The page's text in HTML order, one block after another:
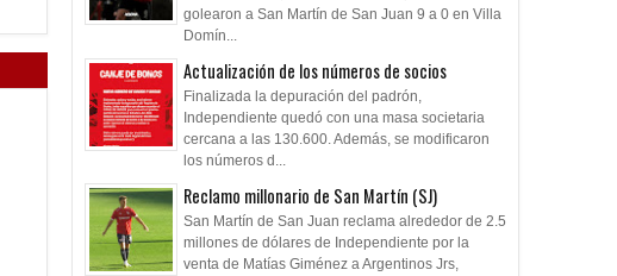
golearon a San Martín de San Juan 9 a 0 en Villa
Domín...
Actualización de los números de socios
Finalizada la depuración del padrón,
Independiente quedó con una masa societaria
cercana a las 130.600. Además, se modificaron
los números d...
Reclamo millonario de San Martín (SJ)
San Martín de San Juan reclama alrededor de 2.5
millones de dólares de Independiente por la
venta de Matías Giménez a Argentinos Jrs,